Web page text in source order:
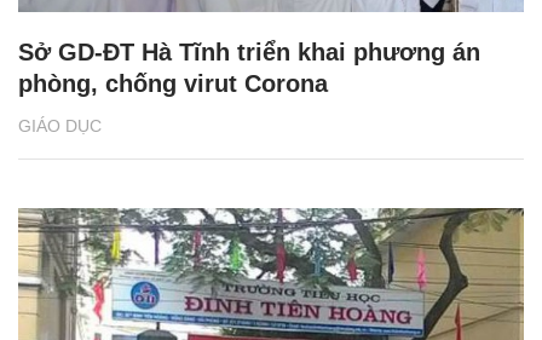
GIÁO DỤC
Sở GD-ĐT Hà Tĩnh triển khai phương án
phòng, chống virut Corona